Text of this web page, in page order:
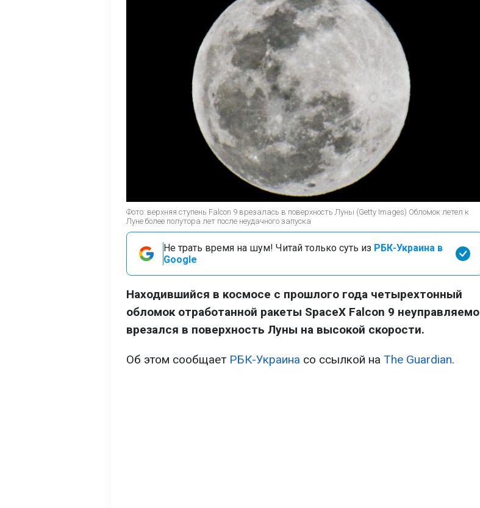
Фото: верхняя ступень Falcon 9 врезалась в поверхность Луны (Getty Images) Обломок летел к
Луне более полутора лет после неудачного запуска
Не трать время на шум! Читай только суть из РБК-Украина в
Google
Находившийся в космосе с прошлого года четырехтонный
обломок отработанной ракеты SpaceX Falcon 9 неуправляемо
врезался в поверхность Луны на высокой скорости.
Об этом сообщает РБК-Украина со ссылкой на The Guardian.